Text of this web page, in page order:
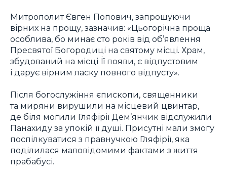
Митрополит Євген Попович, запрошуючи
вірних на прощу, зазначив: «Цьогорічна проща
особлива, бо минає сто років від об’явлення
Пресвятої Богородиці на святому місці. Храм,
збудований на місці Її появи, є відпустовим
і дарує вірним ласку повного відпусту».
Після богослужіння єпископи, священники
та миряни вирушили на місцевий цвинтар,
де біля могили Гляфірії Дем’янчик відслужили
Панахиду за упокій її душі. Присутні мали змогу
поспілкуватися з правнучкою Гляфірії, яка
поділилася маловідомими фактами з життя
прабабусі.